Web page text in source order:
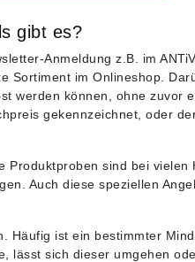
gibt es?
Anmeldung z.B. im
Sortiment im Onlineshop.
werden können, ohne zuvor
gekennzeichnet, oder
Produktproben sind bei
Auch diese speziellen
Häufig ist ein bestimmter
lässt sich dieser umgehen